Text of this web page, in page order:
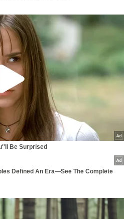
Be Surprised
Defined An Era—See The Complete